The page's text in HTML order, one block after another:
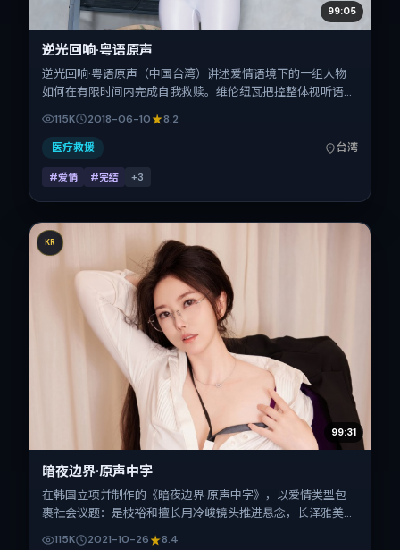
99:05
逆光回响·粤语原声
逆光回响·粤语原声（中国台湾）讲述爱情语境下的一组人物
如何在有限时间内完成自我救赎。维伦纽瓦把控整体视听语
于 2018-06-10 起陆续登陆院线与网络平台，暑期档公映，片
长153分钟。
115K 2018-06-10 8.2
医疗救援 台湾
#爱情 #完结 +3
KR
99:31
暗夜边界·原声中字
在韩国立项并制作的《暗夜边界·原声中字》，以爱情类型包
裹社会议题：是枝裕和擅长用冷峻镜头推进悬念，长泽雅美、
115K 2021-10-26 8.4